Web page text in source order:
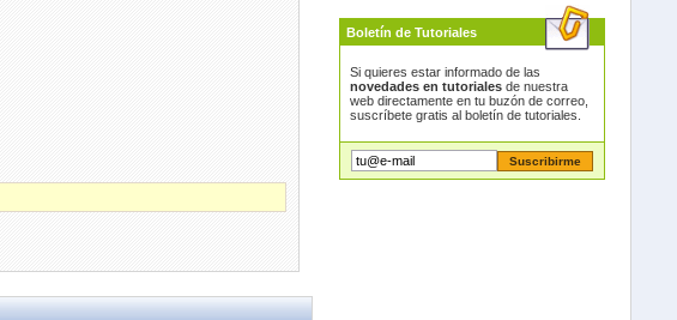
Boletín de Tutoriales
Si quieres estar informado de las
novedades en tutorialesde nuestra
web directamente en tu buzón de correo,
suscríbete gratis al boletín de tutoriales.